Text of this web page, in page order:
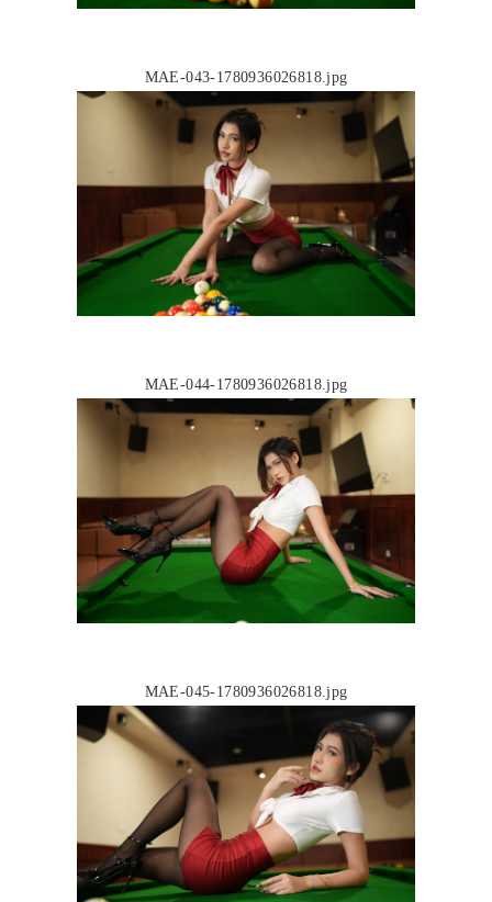
MAE-043-1780936026818.jpg
MAE-044-1780936026818.jpg
MAE-045-1780936026818.jpg